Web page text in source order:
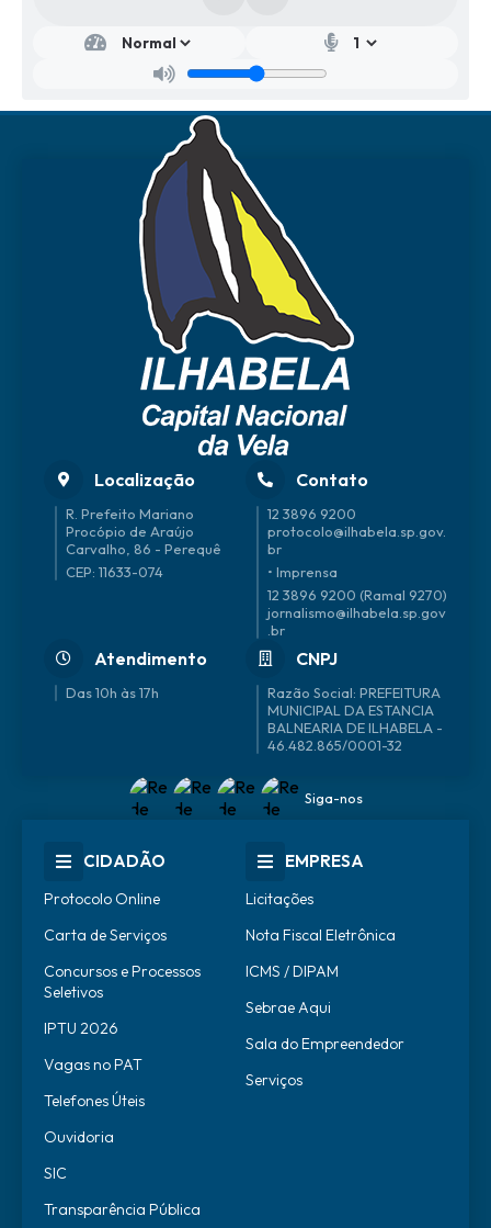
etar
Localização
R. Prefeito Mariano
Procópio de Araújo
Carvalho, 86 - Perequê
CEP: 11633-074
Contato
12 3896 9200
protocolo@ilhabela.sp.gov.
br
• Imprensa
12 3896 9200 (Ramal 9270)
jornalismo@ilhabela.sp.gov
.br
Atendimento
Das 10h às 17h
CNPJ
46.482.865/0001-32
Siga-nos
CIDADÃO
Protocolo Online
Carta de Serviços
Concursos e Processos
Seletivos
IPTU 2026
Vagas no PAT
Telefones Úteis
Ouvidoria
SIC
Transparência Pública
EMPRESA
Licitações
Nota Fiscal Eletrônica
ICMS / DIPAM
Sebrae Aqui
Sala do Empreendedor
Serviços